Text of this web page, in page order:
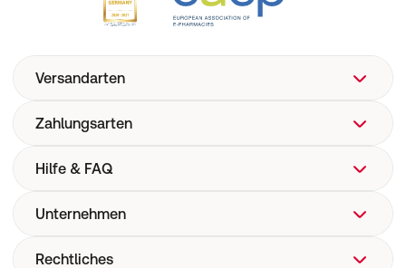
Versandarten
Zahlungsarten
Hilfe & FAQ
FAQ
Unternehmen
Über uns
Rechtliches